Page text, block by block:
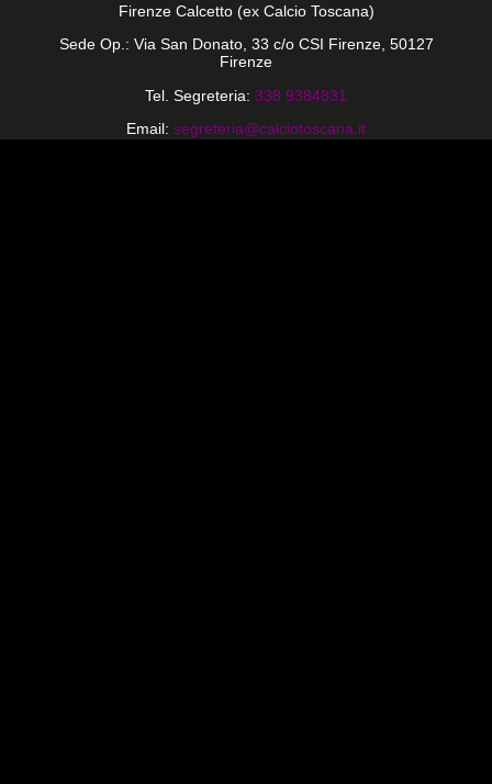
Firenze Calcetto (ex Calcio Toscana)
Sede Op.: Via San Donato, 33 c/o CSI Firenze, 50127
Firenze
Tel. Segreteria: 338 9384831
Email: segreteria@calciotoscana.it